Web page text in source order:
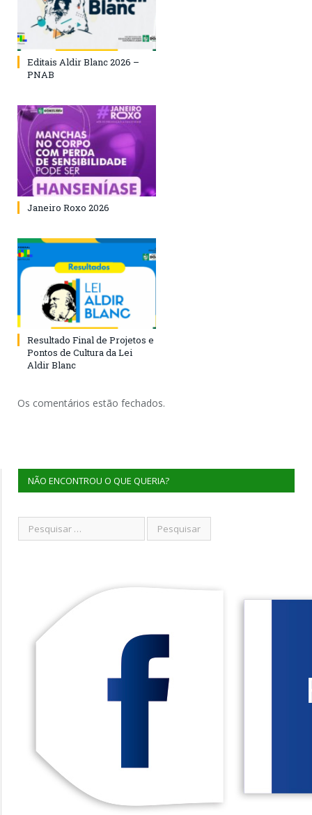
Editais Aldir Blanc 2026 –
PNAB
Janeiro Roxo 2026
Resultado Final de Projetos e
Pontos de Cultura da Lei
Aldir Blanc
Os comentários estão fechados.
NÃO ENCONTROU O QUE QUERIA?